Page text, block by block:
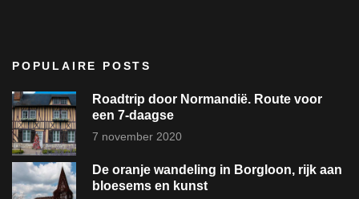
POPULAIRE POSTS
Roadtrip door Normandië. Route voor
een 7-daagse
7 november 2020
De oranje wandeling in Borgloon, rijk aan
bloesems en kunst